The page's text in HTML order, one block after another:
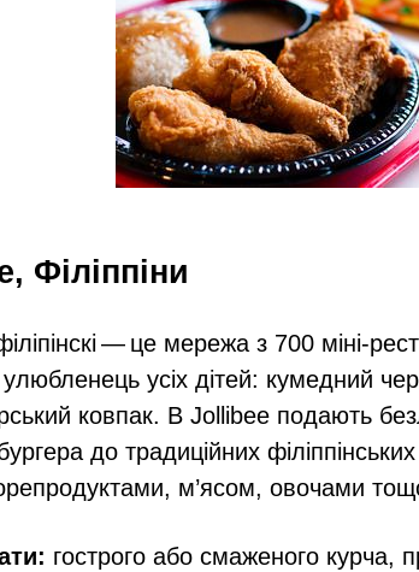
Філіппіни
— це мережа з 700 міні-
усіх дітей: кумедний
ковпак. В Jollibee подають
до традиційних
м’ясом, овочами
гострого або смаженого курча,